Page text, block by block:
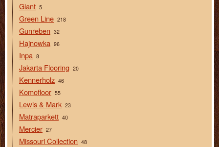
Giant 5
Green Line 218
Gunreben 32
Hajnowka 96
Inpa 8
Jakarta Flooring 20
Kennerholz 46
Komofloor 55
Lewis & Mark 23
Matraparkett 40
Mercier 27
Missouri Collection 48